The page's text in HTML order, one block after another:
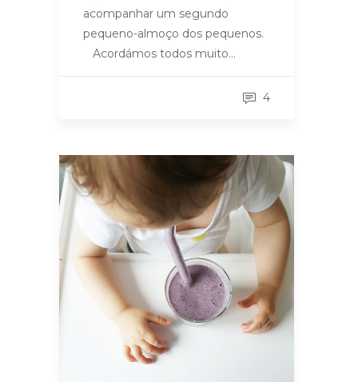
acompanhar um segundo
pequeno-almoço dos pequenos.
Acordámos todos muito…
4